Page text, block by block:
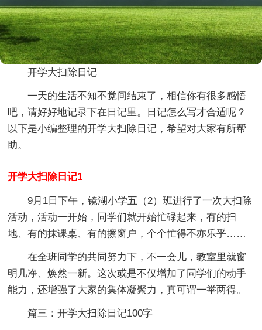
开学大扫除日记
一天的生活不知不觉间结束了，相信你有很多感悟
吧，请好好地记录下在日记里。日记怎么写才合适呢？
以下是小编整理的开学大扫除日记，希望对大家有所帮
助。
开学大扫除日记1
9月1日下午，镜湖小学五（2）班进行了一次大扫除
活动，活动一开始，同学们就开始忙碌起来，有的扫
地、有的抹课桌、有的擦窗户，个个忙得不亦乐乎……
在全班同学的共同努力下，不一会儿，教室里就窗
明几净、焕然一新。这次或是不仅增加了同学们的动手
能力，还增强了大家的集体凝聚力，真可谓一举两得。
篇三：开学大扫除日记100字